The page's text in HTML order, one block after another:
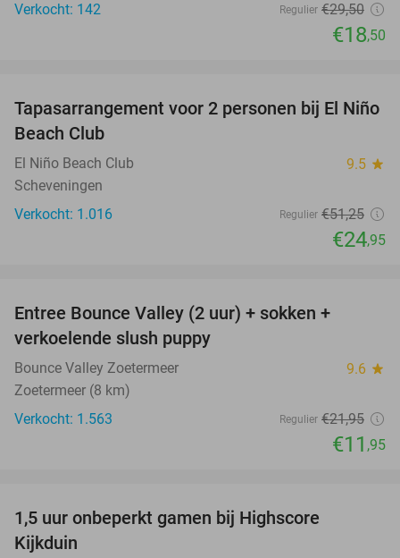
Verkocht: 142
Regulier €29,50
€18,50
51%
Tapasarrangement voor 2 personen bij El Niño
Beach Club
El Niño Beach Club 9.5 star
Scheveningen
Verkocht: 1.016
Regulier €51,25
€24,95
Entree Bounce Valley (2 uur) + sokken +
verkoelende slush puppy
Bounce Valley Zoetermeer 9.6 star
Zoetermeer (8 km)
Verkocht: 1.563
Regulier €21,95
€11 ,95
1,5 uur onbeperkt gamen bij Highscore
Kijkduin